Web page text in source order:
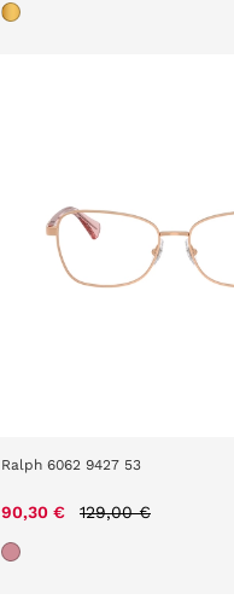
Ralph 6062 9427 53
90,30 € Price reduced from
129,00 €